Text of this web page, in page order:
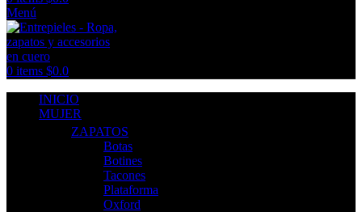
Menú
0 items $0.0
INICIO
MUJER
ZAPATOS
Botas
Botines
Tacones
Plataforma
Oxford